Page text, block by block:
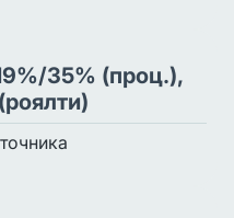
35% (проц.),